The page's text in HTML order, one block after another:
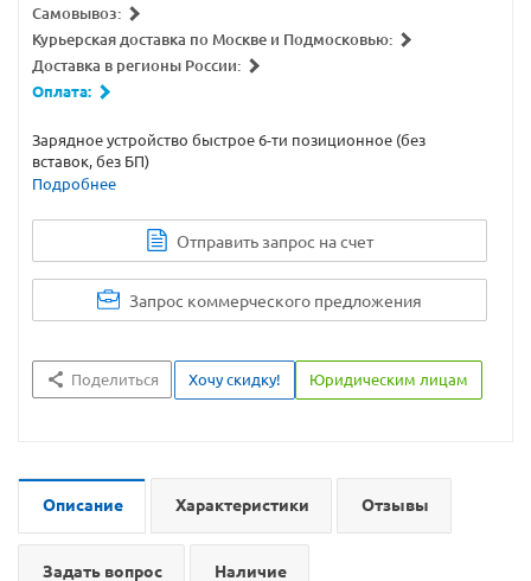
Самовывоз:
Курьерская доставка по Москве и Подмосковью:
Доставка в регионы России:
Оплата:
Зарядное устройство быстрое 6-ти позиционное (без
вставок, без БП)
Подробнее
Отправить запрос на счет
Запрос коммерческого предложения
Поделиться Хочу скидку! Юридическим лицам
Описание Характеристики Отзывы
Задать вопрос Наличие